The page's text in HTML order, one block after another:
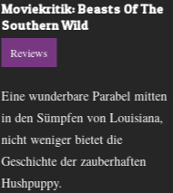
Moviekritik: Beasts Of The
Southern Wild
Reviews
Eine wunderbare Parabel mitten
in den Sümpfen von Louisiana,
nicht weniger bietet die
Geschichte der zauberhaften
Hushpuppy.